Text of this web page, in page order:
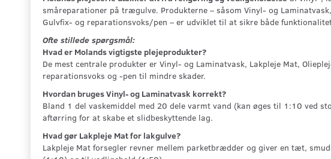
småreparationer på trægulve. Produkterne – såsom Vinyl‑ og
Gulvfix- og reparationsvoks/pen – er udviklet til at sikre både
Ofte stillede spørgsmål:
Hvad er Molands vigtigste plejeprodukter?
De mest centrale produkter er Vinyl‑ og Laminatvask, Lakpleje Mat,
reparationsvoks og -pen til mindre skader.
Hvordan bruges Vinyl- og Laminatvask korrekt?
Bland 1 del vaskemiddel med 20 dele varmt vand (kan øges til 1:10 ved
aftørring for at skabe et slidbeskyttende lag.
Hvad gør Lakpleje Mat for lakgulve?
Lakpleje Mat forsegler revner mellem parketbrædder og giver en tæt,